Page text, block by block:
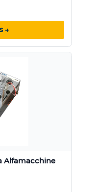
→
Alfamacchine